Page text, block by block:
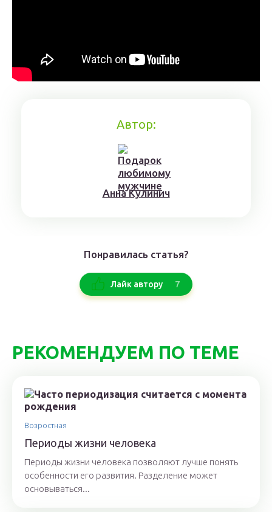
Автор:
Aннa Kyлинич
Понравилась статья?
Лайк автору 7
РЕКОМЕНДУЕМ ПО ТЕМЕ
Возростная
Периоды жизни человека
Периоды жизни человека позволяют лучше понять
особенности его развития. Разделение может
основываться...